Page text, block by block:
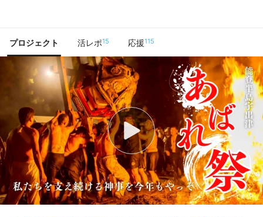
プロジェクト 活レポ15 応援115